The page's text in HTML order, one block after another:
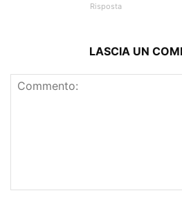
Risposta
LASCIA UN